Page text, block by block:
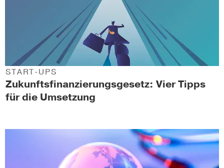
Zukunftsfinanzierungsgesetz: Vier Tipps
für die Umsetzung
START-UPS